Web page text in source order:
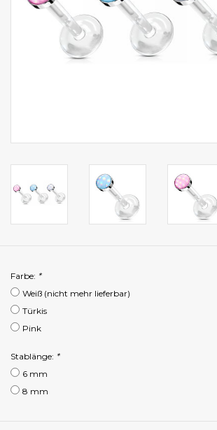
Farbe: *
Weiß (nicht mehr lieferbar)
Türkis
Pink
Stablänge: *
6 mm
8 mm